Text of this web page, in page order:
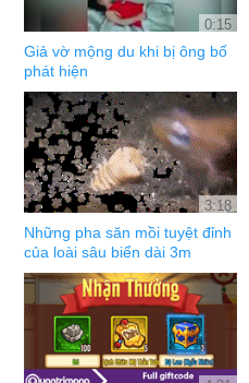
0:15
Giả vờ mộng du khi bị ông bố
phát hiện
3:18
Những pha săn mồi tuyệt đỉnh
của loài sâu biển dài 3m